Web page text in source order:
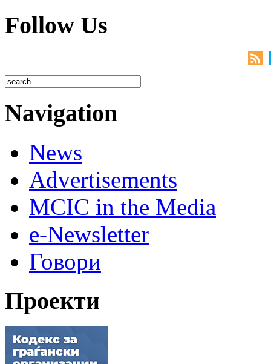
Follow Us
Navigation
News
Advertisements
MCIC in the Media
e-Newsletter
Говори
Проекти